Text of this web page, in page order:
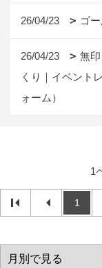
26/04/23 ゴ
26/04/23
無
くり｜イベント
ォーム）
1
1